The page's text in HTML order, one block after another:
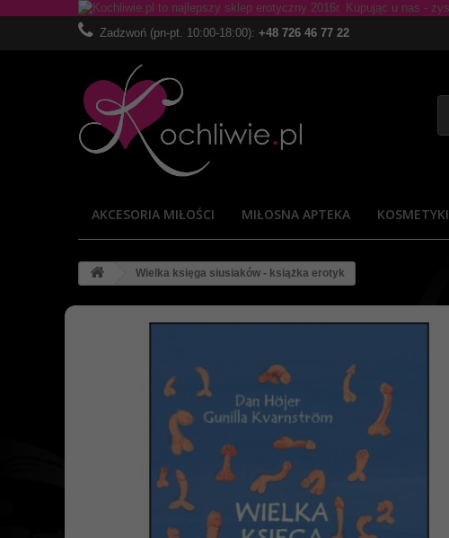
Zadzwoń (pn-pt. 10:00-18:00): +48 726 46 77 22
AKCESORIA MIŁOŚCI MIŁOSNA APTEKA KOSMETYKI
Wielka księga siusiaków - książka erotyk